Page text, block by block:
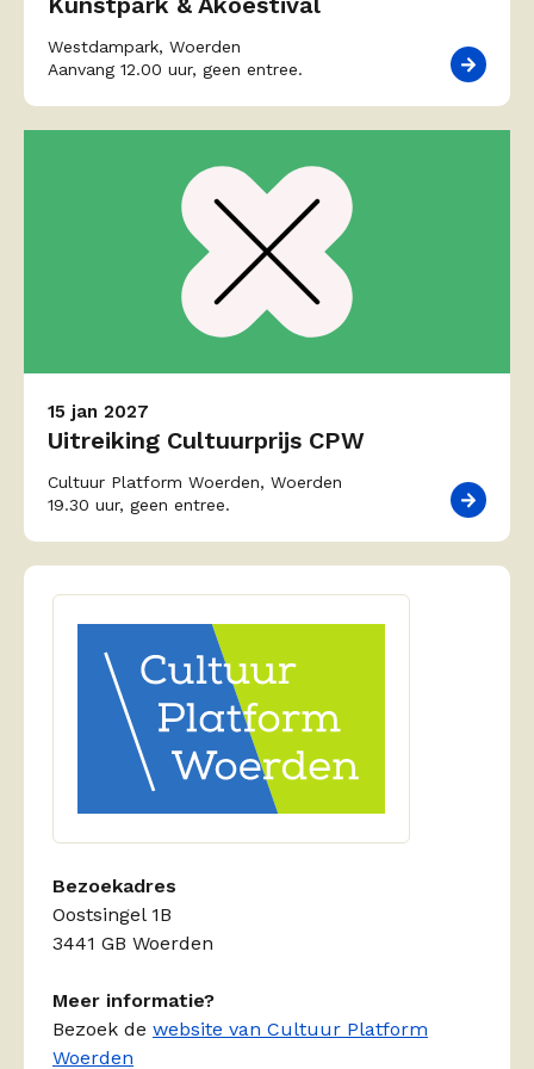
Westdampark, Woerden
Aanvang 12.00 uur, geen entree.
15 jan 2027
Uitreiking Cultuurprijs CPW
Cultuur Platform Woerden, Woerden
19.30 uur, geen entree.
Bezoekadres
Oostsingel 1B
3441 GB Woerden
Meer informatie?
Bezoek de website van Cultuur Platform
Woerden